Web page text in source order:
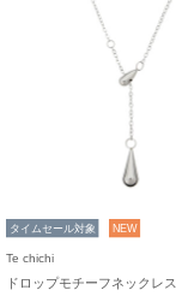
タイムセール対象 NEW
Te chichi
ドロップモチーフネックレス